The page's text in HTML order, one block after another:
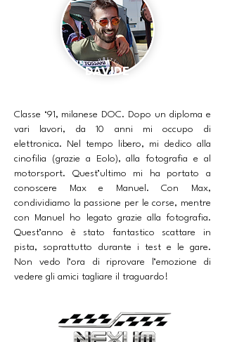
DAVIDE
Classe ‘91, milanese DOC. Dopo un diploma e
vari lavori, da 10 anni mi occupo di
elettronica. Nel tempo libero, mi dedico alla
cinofilia (grazie a Eolo), alla fotografia e al
motorsport. Quest’ultimo mi ha portato a
conoscere Max e Manuel. Con Max,
condividiamo la passione per le corse, mentre
con Manuel ho legato grazie alla fotografia.
Quest’anno è stato fantastico scattare in
pista, soprattutto durante i test e le gare.
Non vedo l’ora di riprovare l’emozione di
vedere gli amici tagliare il traguardo!